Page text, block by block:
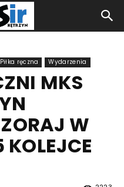
Piłka ręczna Wydarzenia
MKS
W